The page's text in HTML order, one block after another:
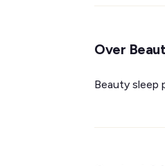
Over
Beauty sleep